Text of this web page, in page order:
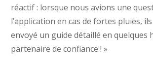
réactif : lorsque nous avions une
l’application en cas de fortes pluies,
envoyé un guide détaillé en quelques
partenaire de confiance ! »